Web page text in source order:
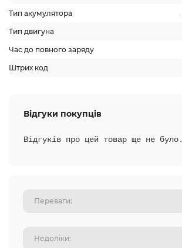
Тип акумулятора
Тип двигуна
Час до повного заряду
Штрих код
Відгуки покупців
Відгуків про цей товар ще не було.